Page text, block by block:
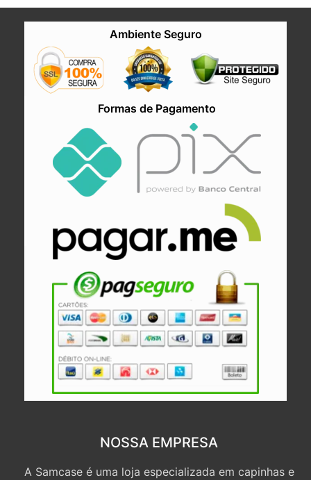
Ambiente Seguro
Formas de Pagamento
NOSSA EMPRESA
A Samcase é uma loja especializada em capinhas e